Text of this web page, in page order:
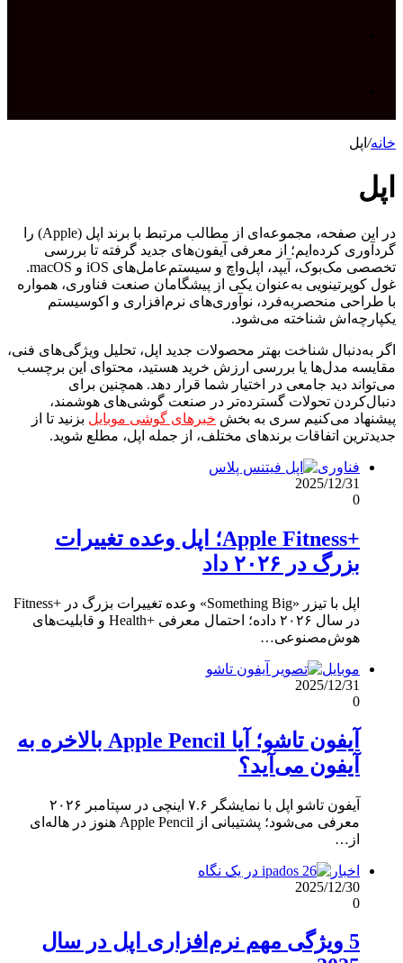
برای خانه/ اپل
اپل
در این صفحه، مجموعه‌ای از مطالب مرتبط با برند اپل (Apple) را
گردآوری کرده‌ایم؛ از معرفی آیفون‌های جدید گرفته تا بررسی
تخصصی مک‌بوک، آیپد، اپل‌واچ و سیستم‌عامل‌های iOS و macOS.
غول کوپرتینویی به‌عنوان یکی از پیشگامان صنعت فناوری، همواره
با طراحی منحصربه‌فرد، نوآوری‌های نرم‌افزاری و اکوسیستم
یکپارچه‌اش شناخته می‌شود.
اگر به‌دنبال شناخت بهتر محصولات جدید اپل، تحلیل ویژگی‌های فنی،
مقایسه مدل‌ها یا بررسی ارزش خرید هستید، محتوای این برچسب
می‌تواند دید جامعی در اختیار شما قرار دهد. همچنین برای
دنبال‌کردن تحولات گسترده‌تر در صنعت گوشی‌های هوشمند،
پیشنهاد می‌کنیم سری به بخش خبرهای گوشی موبایل بزنید تا از
جدیدترین اتفاقات برندهای مختلف، از جمله اپل، مطلع شوید.
فناوری
2025/12/31
0
+Apple Fitness؛ اپل وعده تغییرات
بزرگ در ۲۰۲۶ داد
اپل با تیزر «Something Big» وعده تغییرات بزرگ در +Fitness
در سال ۲۰۲۶ داده؛ احتمال معرفی +Health و قابلیت‌های
هوش‌مصنوعی…
موبایل
2025/12/31
0
آیفون تاشو؛ آیا Apple Pencil بالاخره به
آیفون می‌آید؟
آیفون تاشو اپل با نمایشگر ۷.۶ اینچی در سپتامبر ۲۰۲۶
معرفی می‌شود؛ پشتیبانی از Apple Pencil هنوز در هاله‌ای
از…
اخبار
2025/12/30
0
5 ویژگی مهم نرم‌افزاری اپل در سال